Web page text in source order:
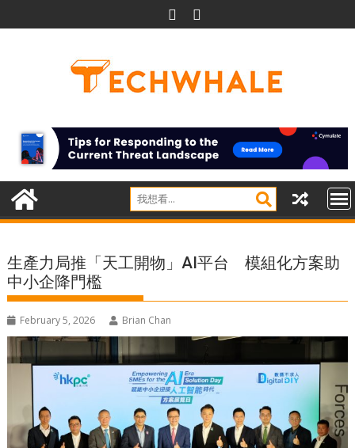
to
生產力局推「天工開物」AI平台 模組化方案助
中小企降門檻
February 5, 2026 Brian Chan